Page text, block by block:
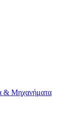
& Μηχανήματα